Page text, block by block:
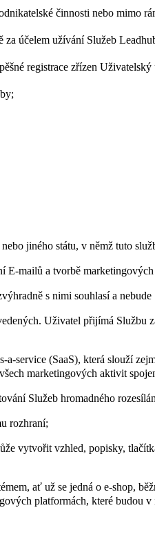
činnosti nebo mimo
účelem užívání Služeb
registrace zřízen
jiného státu, v němž tuto
E-mailů a tvorbě
s nimi souhlasí a
Uživatel přijímá Službu
service (SaaS), která slouží
marketingových aktivit
Služeb hromadného
rozhraní;
vytvořit vzhled, popisky,
ať už se jedná o e-shop,
platformách, které budou